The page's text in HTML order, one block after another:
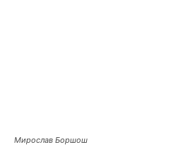
Мирослав Боршош